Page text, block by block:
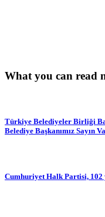
What you can read
Türkiye Belediyeler Birliği
Belediye Başkanımız Sayın
Cumhuriyet Halk Partisi, 102